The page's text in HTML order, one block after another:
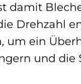
damit
Drehzahl
ein
und